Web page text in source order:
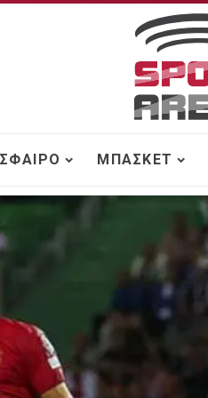
ΜΠΆΣΚΕΤ